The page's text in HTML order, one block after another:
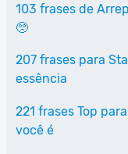
103 frases de
🥺
207 frases para
essência
221 frases Top
você é